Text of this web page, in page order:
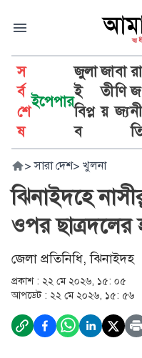
স
র্ব
শে
ষ
ইপেপার
জুলা
ই
বিপ্ল
ব
জা
তী
য়
বা
ণি
জ্য
রা
জ
নী
> সারা দেশ> খুলনা
ঝিনাইদহে
ওপর
জেলা প্রতিনিধি, ঝিনাইদহ
প্রকাশ : ২২ মে ২০২৬, ১৫: ০৫
আপডেট : ২২ মে ২০২৬, ১৫: ৫৬